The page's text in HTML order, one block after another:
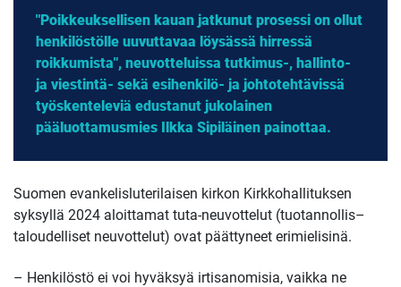
"Poikkeuksellisen kauan jatkunut prosessi on ollut
henkilöstölle uuvuttavaa löysässä hirressä
roikkumista", neuvotteluissa tutkimus-, hallinto-
ja viestintä- sekä esihenkilö- ja johtotehtävissä
työskenteleviä edustanut jukolainen
pääluottamusmies Ilkka Sipiläinen painottaa.
Suomen evankelisluterilaisen kirkon Kirkkohallituksen
syksyllä 2024 aloittamat tuta-neuvottelut (tuotannollis–
taloudelliset neuvottelut) ovat päättyneet erimielisinä.
– Henkilöstö ei voi hyväksyä irtisanomisia, vaikka ne